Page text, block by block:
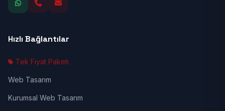
Hızlı Bağlantılar
Tek Fiyat Paketi
Web Tasarım
Kurumsal Web Tasarım